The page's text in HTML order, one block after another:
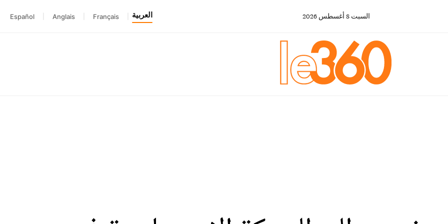
السبت 8 أغسطس 2026 العربية Français
Anglais
Español